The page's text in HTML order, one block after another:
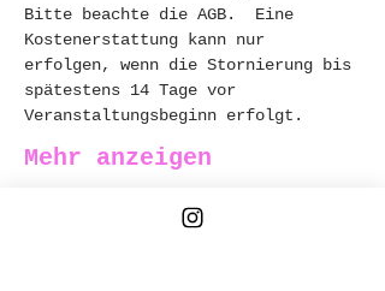
Bitte beachte die AGB.  Eine
Kostenerstattung kann nur
erfolgen, wenn die Stornierung bis
spätestens 14 Tage vor
Veranstaltungsbeginn erfolgt.
Mehr anzeigen